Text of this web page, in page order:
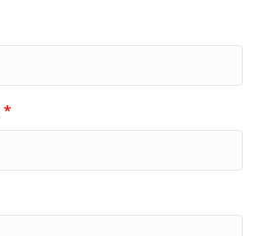
*